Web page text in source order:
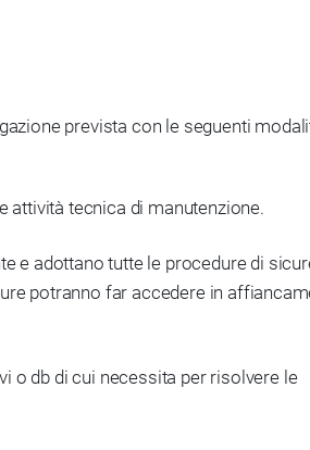
prevista con le seguenti
attività tecnica di manutenzione.
e adottano tutte le procedure di
potranno far accedere in
o db di cui necessita per risolvere le